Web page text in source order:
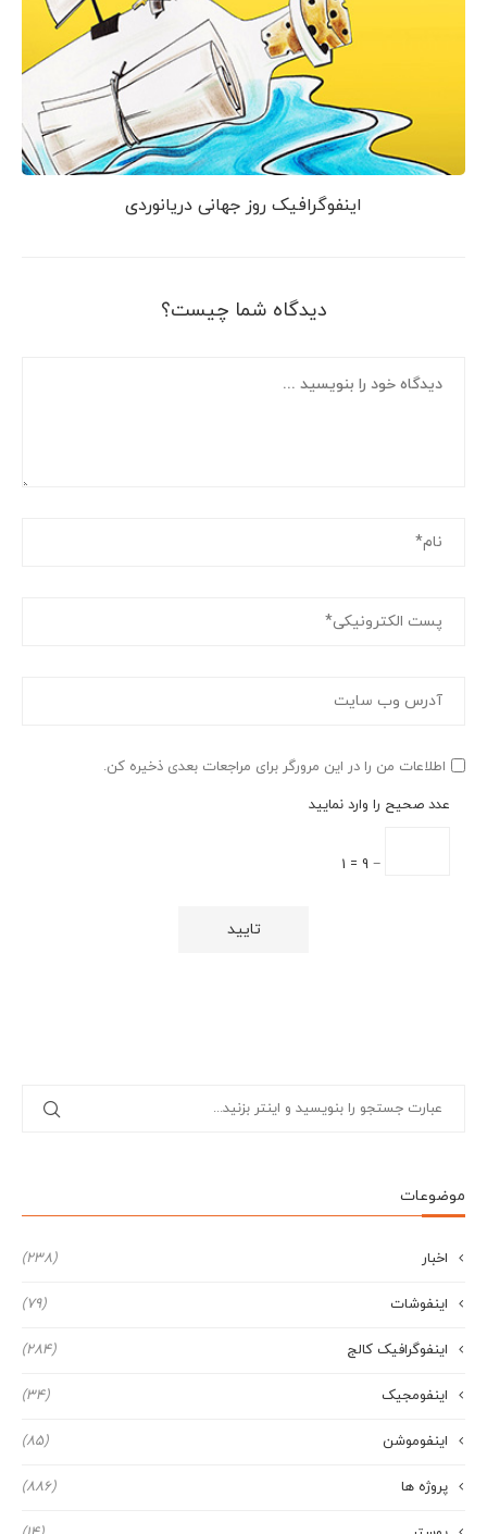
اینفوگرافیک روز جهانی دریانوردی
دیدگاه شما چیست؟
اطلاعات من را در این مرورگر برای مراجعات بعدی ذخیره کن.
عدد صحیح را وارد نمایید
− 9 = 1
موضوعات
اخبار (238)
اینفوشات (79)
اینفوگرافیک کالج (284)
اینفومجیک (34)
اینفوموشن (85)
پروژه ها (886)